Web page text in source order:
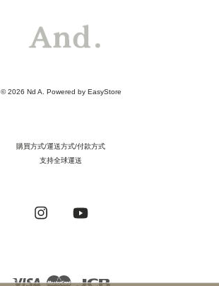
© 2026 Nd A. Powered by EasyStore
購買方式/運送方式/付款方式
支持全球運送
Instagram
Visa Master